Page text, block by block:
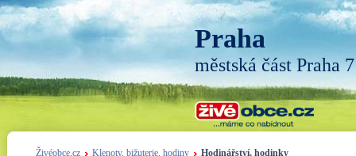
Praha
městská část Praha 7
Živéobce.cz Klenoty, bižuterie, hodiny
Hodinářství, hodinky